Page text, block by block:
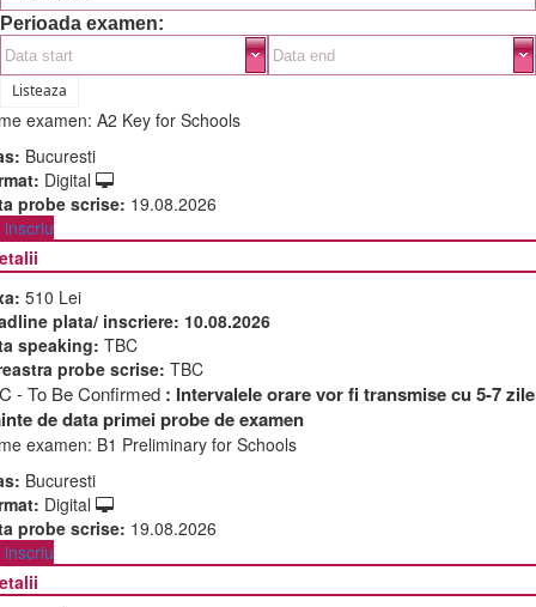
Perioada examen:
Listeaza
examen: A2 Key for Schools
Bucuresti
Digital
probe scrise: 19.08.2026
510 Lei
plata/ inscriere: 10.08.2026
speaking: TBC
probe scrise: TBC
- To Be Confirmed : Intervalele orare vor fi transmise cu 5-7 zile
de data primei probe de examen
examen: B1 Preliminary for Schools
Bucuresti
Digital
probe scrise: 19.08.2026